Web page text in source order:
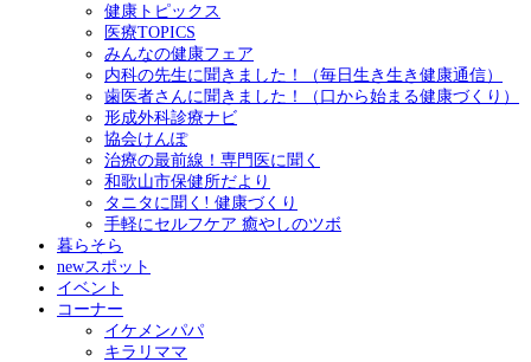
健康トピックス
医療TOPICS
みんなの健康フェア
内科の先生に聞きました！（毎日生き生き健康通信）
歯医者さんに聞きました！（口から始まる健康づくり）
形成外科診療ナビ
協会けんぽ
治療の最前線！専門医に聞く
和歌山市保健所だより
タニタに聞く! 健康づくり
手軽にセルフケア 癒やしのツボ
暮らそら
newスポット
イベント
コーナー
イケメンパパ
キラリママ